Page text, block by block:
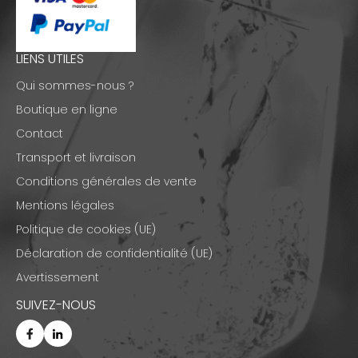
LIENS UTILES
Qui sommes-nous ?
Boutique en ligne
Contact
Transport et livraison
Conditions générales de vente
Mentions légales
Politique de cookies (UE)
Déclaration de confidentialité (UE)
Avertissement
SUIVEZ-NOUS